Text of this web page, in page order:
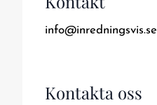
info@inredningsvis.se
Kontakta oss